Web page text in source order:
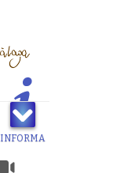
INFORMA